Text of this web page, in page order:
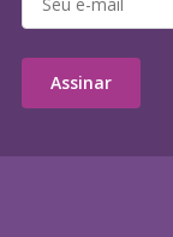
Assinar